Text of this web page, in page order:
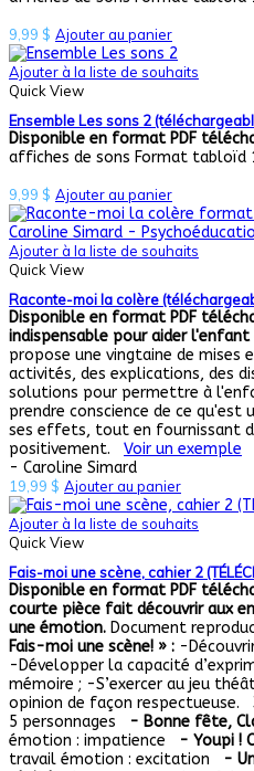
9,99 $ Ajouter au panier
Ajouter à la liste de souhaits
Quick View
Ensemble Les sons 2
Disponible en format PDF
affiches de sons Format tabloïd
9,99 $ Ajouter au panier
Ajouter à la liste de souhaits
Quick View
Raconte-moi la colère
Disponible en format PDF
indispensable pour aider l'enfant
propose une vingtaine de mises
activités, des explications, des
solutions pour permettre à
prendre conscience de ce qu'est
ses effets, tout en fournissant
positivement. Voir un exemple
- Caroline Simard
19,99 $ Ajouter au panier
Ajouter à la liste de souhaits
Quick View
Fais-moi une scène, cahier 2
Disponible en format PDF
courte pièce fait découvrir aux
une émotion. Document
Fais-moi une scène! » : -
-Développer la capacité
mémoire ; -S’exercer au jeu
opinion de façon respectueuse.
5 personnages
- Bonne fête,
émotion : impatience
- Youpi !
travail émotion : excitation
-